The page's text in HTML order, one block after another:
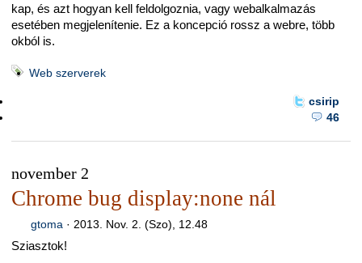
kap, és azt hogyan kell feldolgoznia, vagy webalkalmazás
esetében megjelenítenie. Ez a koncepció rossz a webre, több
okból is.
Web szerverek
csirip
46
november 2
Chrome bug display:none nál
gtoma· 2013. Nov. 2. (Szo), 12.48
Sziasztok!